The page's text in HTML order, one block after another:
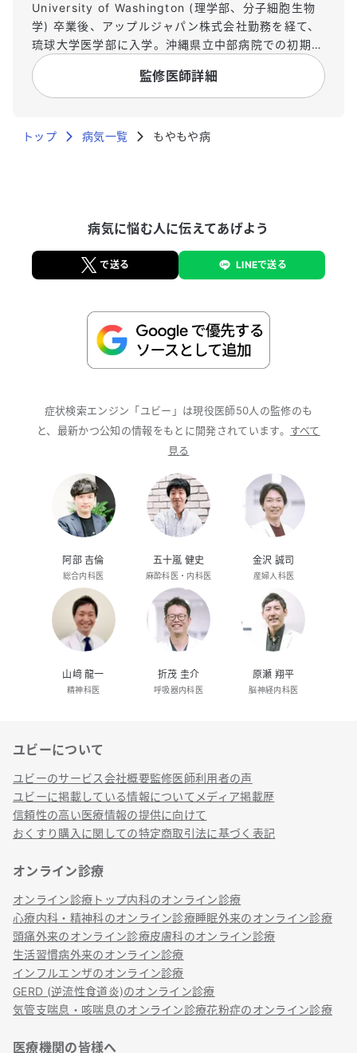
University of Washington (理学部、分子細胞生物
学) 卒業後、アップルジャパン株式会社勤務を経て、
琉球大学医学部に入学。沖縄県立中部病院での初期臨
床研修（2016, 2017年度最優秀研修医賞受賞）修了
後、2018年4月に亀田総合病院に入職。同院脳神経
内科ベスト指導医(2019, 2020)を受賞。2018年から
り、臨床だけでなく研修病院における医学教育にも力
による症候性てんかん、高次脳機能評価、リハビリ、
に対応できる。 日本語、英語(ネイティブ)、中国語
(日常会話)での対応も可能。
監修医師詳細
トップ 病気一覧 もやもや病
病気に悩む人に伝えてあげよう
で送る LINEで送る
症状検索エンジン「ユビー」は現役医師50人の監修のも
と、最新かつ公知の情報をもとに開発されています。 すべて
見る
阿部 吉倫
総合内科医
五十嵐 健史
麻酔科医・内科医
金沢 誠司
産婦人科医
山﨑 龍一
精神科医
折茂 圭介
呼吸器内科医
原瀬 翔平
脳神経内科医
リンク
ユビーについて
ユビーのサービス会社概要監修医師利用者の声
ユビーに掲載している情報についてメディア掲載歴
信頼性の高い医療情報の提供に向けて
おくすり購入に関しての特定商取引法に基づく表記
オンライン診療
オンライン診療トップ内科のオンライン診療
心療内科・精神科のオンライン診療睡眠外来のオンライン診療
頭痛外来のオンライン診療皮膚科のオンライン診療
生活習慣病外来のオンライン診療
インフルエンザのオンライン診療
GERD (逆流性食道炎)のオンライン診療
気管支喘息・咳喘息のオンライン診療花粉症のオンライン診療
医療機関の皆様へ